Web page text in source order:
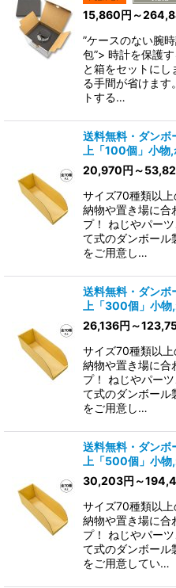
15,860円 ～
”ケースのない腕
包”> 時計を保護
と箱をセットに
る手間が省けます
トする…
送料無料・ダンボ
上「100個」小物
20,970円 ～
サイズ70種類以
納物や置き場に合
プ！ ねじやパー
て式のダンボール
をご用意し…
送料無料・ダンボ
上「300個」小物
26,136円 ～
サイズ70種類以
納物や置き場に合
プ！ ねじやパー
て式のダンボール
をご用意し…
送料無料・ダンボ
上「500個」小物
30,203円 ～
サイズ70種類以
納物や置き場に合
プ！ ねじやパー
て式のダンボール
をご用意してい…